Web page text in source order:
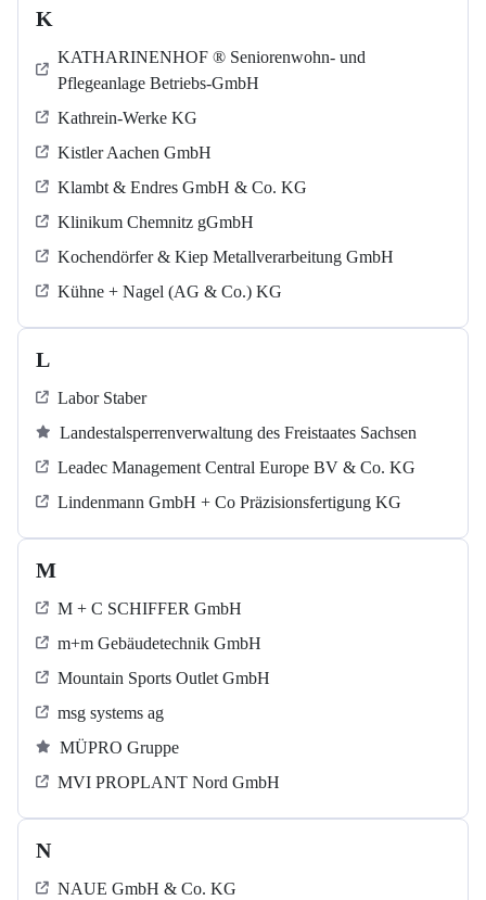
K
KATHARINENHOF ® Seniorenwohn- und
Pflegeanlage Betriebs-GmbH
Kathrein-Werke KG
Kistler Aachen GmbH
Klambt & Endres GmbH & Co. KG
Klinikum Chemnitz gGmbH
Kochendörfer & Kiep Metallverarbeitung GmbH
Kühne + Nagel (AG & Co.) KG
L
Labor Staber
Landestalsperrenverwaltung des Freistaates Sachsen
Leadec Management Central Europe BV & Co. KG
Lindenmann GmbH + Co Präzisionsfertigung KG
M
M + C SCHIFFER GmbH
m+m Gebäudetechnik GmbH
Mountain Sports Outlet GmbH
msg systems ag
MÜPRO Gruppe
MVI PROPLANT Nord GmbH
N
NAUE GmbH & Co. KG